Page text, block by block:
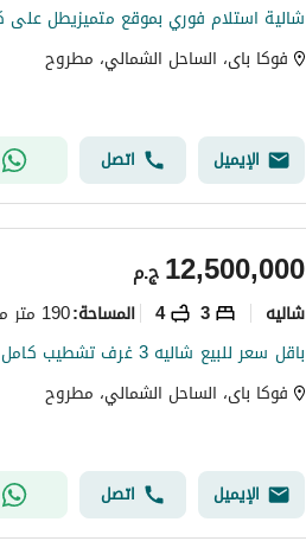
فوكا باى، الساحل الشمالي، مطروح
الإيميل اتصل
ج.م12,500,000
شاليه 3
4 المساحة:190 متر مربع
فوكا باى، الساحل الشمالي، مطروح
الإيميل اتصل